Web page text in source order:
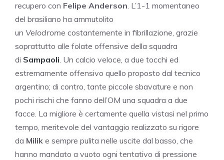
recupero con Felipe Anderson. L’1-1 momentaneo
del brasiliano ha ammutolito
un Velodrome costantemente in fibrillazione, grazie
soprattutto alle folate offensive della squadra
di Sampaoli. Un calcio veloce, a due tocchi ed
estremamente offensivo quello proposto dal tecnico
argentino; di contro, tante piccole sbavature e non
pochi rischi che fanno dell’OM una squadra a due
facce. La migliore è certamente quella vistasi nel primo
tempo, meritevole del vantaggio realizzato su rigore
da Milik e sempre pulita nelle uscite dal basso, che
hanno mandato a vuoto ogni tentativo di pressione